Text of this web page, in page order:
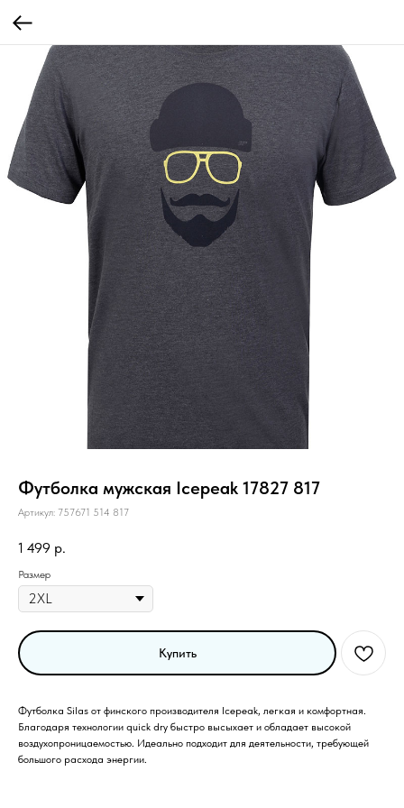
Футболка мужская Icepeak 17827 817
Артикул: 757671 514 817
1 499 р.
Размер
Купить
Футболка Silas от финского производителя Icepeak, легкая и комфортная.
Благодаря технологии quick dry быстро высыхает и обладает высокой
воздухопроницаемостью. Идеально подходит для деятельности, требующей
большого расхода энергии.